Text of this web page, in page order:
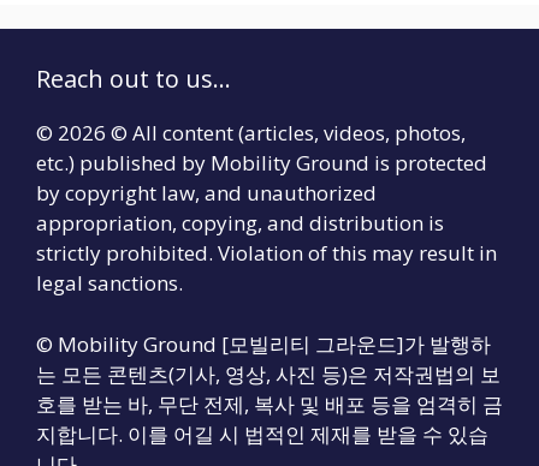
Reach out to us...
© 2026 © All content (articles, videos, photos,
etc.) published by Mobility Ground is protected
by copyright law, and unauthorized
appropriation, copying, and distribution is
strictly prohibited. Violation of this may result in
legal sanctions.
© Mobility Ground [모빌리티 그라운드]가 발행하
는 모든 콘텐츠(기사, 영상, 사진 등)은 저작권법의 보
호를 받는 바, 무단 전제, 복사 및 배포 등을 엄격히 금
지합니다. 이를 어길 시 법적인 제재를 받을 수 있습